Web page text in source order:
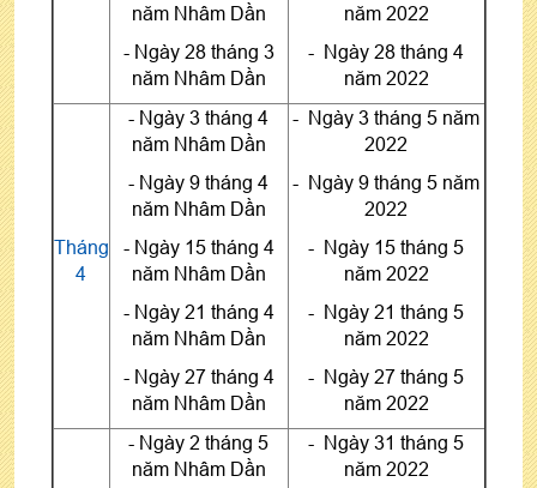
năm Nhâm Dần
- Ngày 28 tháng 3
năm Nhâm Dần
năm 2022
- Ngày 28 tháng 4
năm 2022
Tháng
4
- Ngày 3 tháng 4
năm Nhâm Dần
- Ngày 9 tháng 4
năm Nhâm Dần
- Ngày 15 tháng 4
năm Nhâm Dần
- Ngày 21 tháng 4
năm Nhâm Dần
- Ngày 27 tháng 4
năm Nhâm Dần
- Ngày 3 tháng 5 năm
2022
- Ngày 9 tháng 5 năm
2022
- Ngày 15 tháng 5
năm 2022
- Ngày 21 tháng 5
năm 2022
- Ngày 27 tháng 5
năm 2022
- Ngày 2 tháng 5
năm Nhâm Dần
- Ngày 31 tháng 5
năm 2022